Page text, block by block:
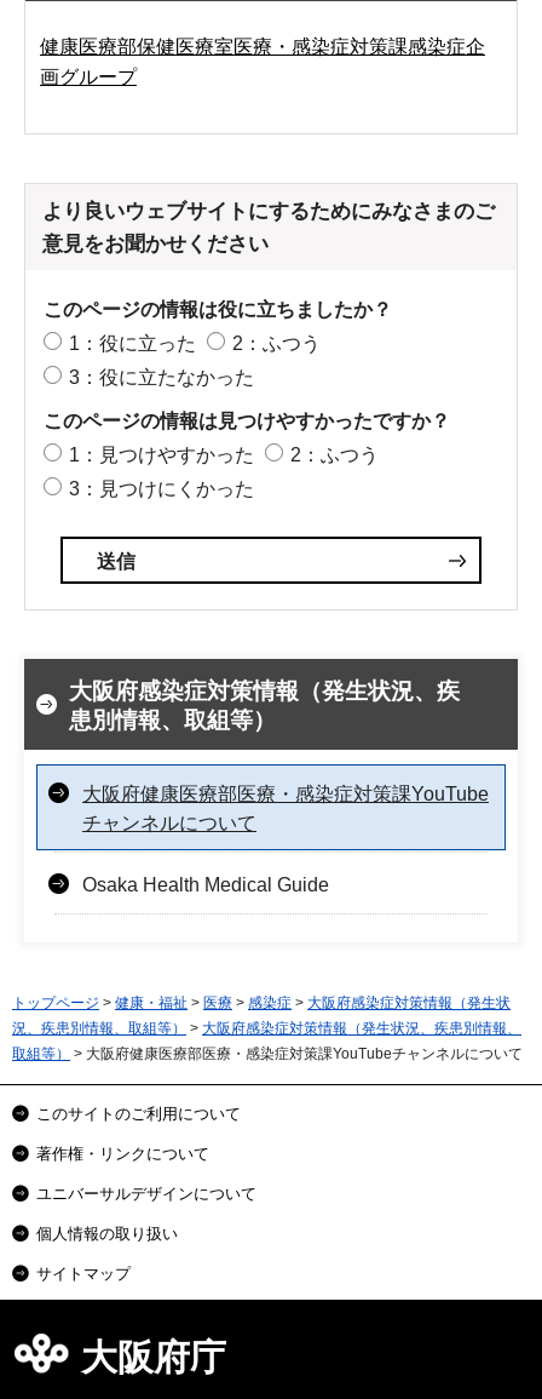
健康医療部保健医療室医療・感染症対策課感染症企
画グループ
より良いウェブサイトにするためにみなさまのご
意見をお聞かせください
このページの情報は役に立ちましたか？
1：役に立った
2：ふつう
3：役に立たなかった
このページの情報は見つけやすかったですか？
1：見つけやすかった
2：ふつう
3：見つけにくかった
大阪府感染症対策情報（発生状況、疾
患別情報、取組等）
大阪府健康医療部医療・感染症対策課YouTube
チャンネルについて
Osaka Health Medical Guide
トップページ > 健康・福祉 > 医療 > 感染症 > 大阪府感染症対策情報（発生状
況、疾患別情報、取組等）
> 大阪府感染症対策情報（発生状況、疾患別情報、
取組等）
> 大阪府健康医療部医療・感染症対策課YouTubeチャンネルについて
このサイトのご利用について
著作権・リンクについて
ユニバーサルデザインについて
個人情報の取り扱い
サイトマップ
大阪府庁